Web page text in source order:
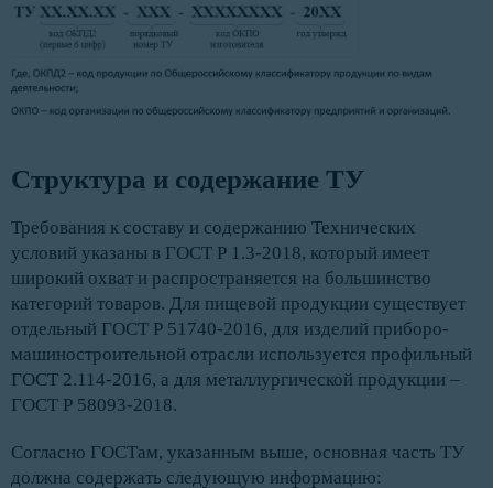
Структура и содержание ТУ
Требования к составу и содержанию Технических
условий указаны в ГОСТ Р 1.3-2018, который имеет
широкий охват и распространяется на большинство
категорий товаров. Для пищевой продукции существует
отдельный ГОСТ Р 51740-2016, для изделий приборо-
машиностроительной отрасли используется профильный
ГОСТ 2.114-2016, а для металлургической продукции –
ГОСТ Р 58093-2018.
Согласно ГОСТам, указанным выше, основная часть ТУ
должна содержать следующую информацию: